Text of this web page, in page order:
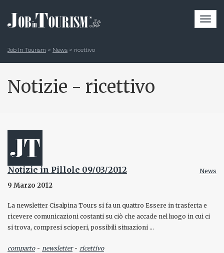
Job In Tourism > News > ricettivo
Notizie - ricettivo
Notizie in Pillole 09/03/2012 News
9 Marzo 2012
La newsletter Cisalpina Tours si fa un quattro Essere in trasferta e
ricevere comunicazioni costanti su ciò che accade nel luogo in cui ci
si trova, compresi scioperi, possibili situazioni …
comparto- newsletter- ricettivo